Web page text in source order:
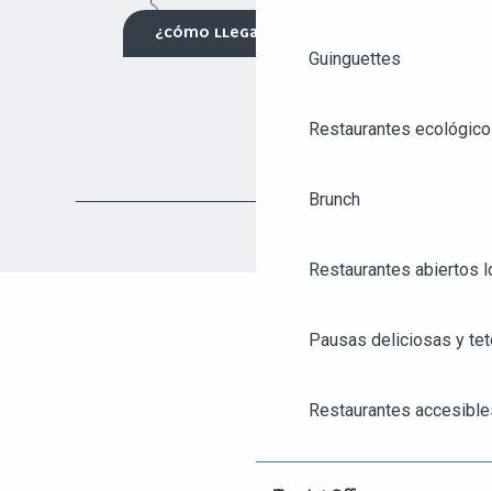
ANGERS CITY PASS
TICKETING
Guinguettes
Restaurantes
Brunch
Restaurantes abiertos
Pausas deliciosas y
Restaurantes
¿CÓMO LLEGAR?